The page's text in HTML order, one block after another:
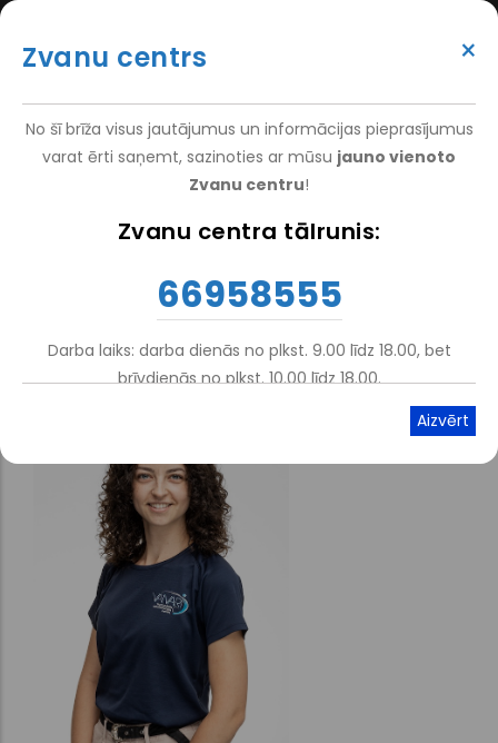
Pārlekt
galveno
MENU
VAKANCES
DARBINIEKIEM
Atpakaļceļš
Vaivaru Ortozēšanas Un Protezēšanas Centrs
Tehniskais Ortopēds
×
Zvanu centrs
No šī brīža visus jautājumus un informācijas pieprasījumus
varat ērti saņemt, sazinoties ar mūsu jauno vienoto
Zvanu centru!
Zvanu centra tālrunis:
66958555
Darba laiks: darba dienās no plkst. 9.00 līdz 18.00, bet
brīvdienās no plkst. 10.00 līdz 18.00.